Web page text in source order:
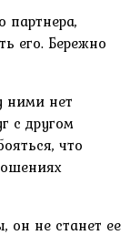
партнера,
его. Бережно
ними нет
с другом
что
он не станет ее